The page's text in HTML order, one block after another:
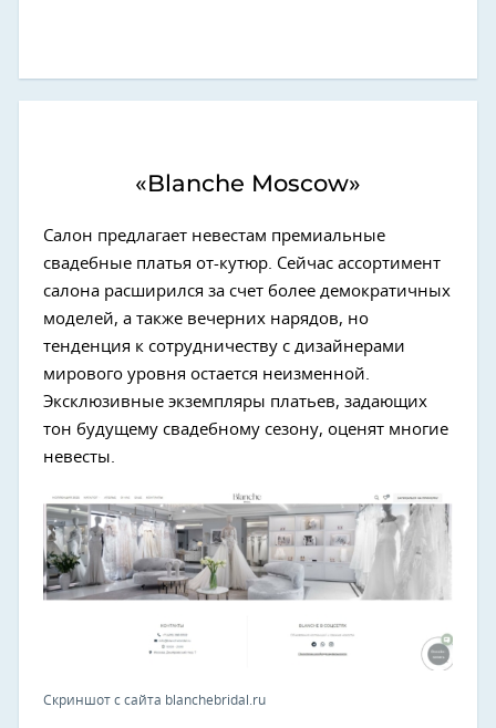
«Blanche Moscow»
Салон предлагает невестам премиальные
свадебные платья от-кутюр. Сейчас ассортимент
салона расширился за счет более демократичных
моделей, а также вечерних нарядов, но
тенденция к сотрудничеству с дизайнерами
мирового уровня остается неизменной.
Эксклюзивные экземпляры платьев, задающих
тон будущему свадебному сезону, оценят многие
невесты.
Скриншот с сайта blanchebridal.ru